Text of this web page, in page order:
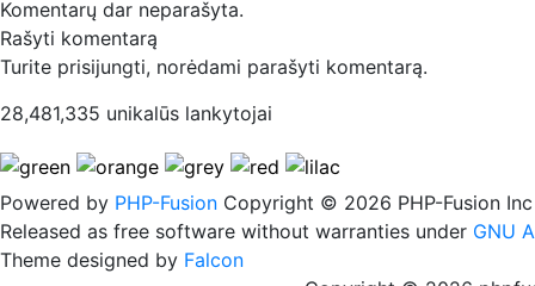
Komentarų dar neparašyta.
Rašyti komentarą
Turite prisijungti, norėdami parašyti komentarą.
28,481,335 unikalūs lankytojai
Powered by PHP-Fusion Copyright © 2026 PHP-Fusion Inc
Released as free software without warranties under GNU
Theme designed by Falcon